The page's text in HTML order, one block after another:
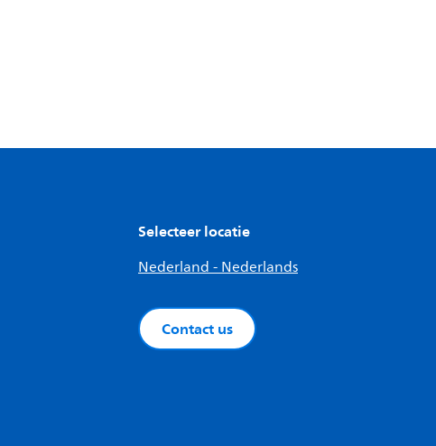
Selecteer locatie
Nederland - Nederlands
Contact us